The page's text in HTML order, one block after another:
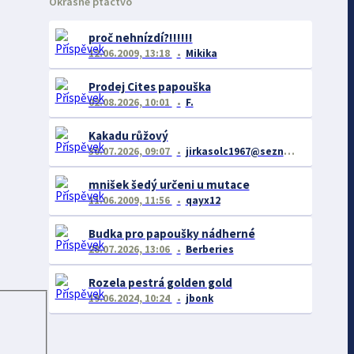
proč nehnízdí?!!!!!!
12.06.2009, 13:18 Mikika
Prodej Cites papouška
02.08.2026, 10:01 F.
Kakadu růžový
30.07.2026, 09:07 jirkasolc1967@seznam
mnišek šedý určeni u mutace
11.06.2009, 11:56 qayx12
Budka pro papoušky nádherné
28.07.2026, 13:06 Berberies
Rozela pestrá golden gold
19.06.2024, 10:24 jbonk